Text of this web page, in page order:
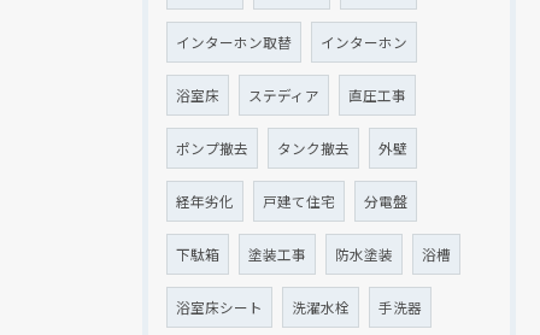
インターホン取替 インターホン
浴室床 ステディア 直圧工事
ポンプ撤去 タンク撤去 外壁
経年劣化 戸建て住宅 分電盤
下駄箱 塗装工事 防水塗装 浴槽
浴室床シート 洗濯水栓 手洗器